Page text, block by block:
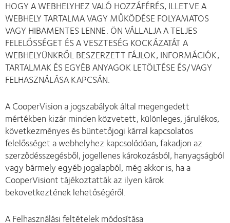
HOGY A WEBHELYHEZ VALÓ HOZZÁFÉRÉS, ILLETVE A
WEBHELY TARTALMA VAGY MŰKÖDÉSE FOLYAMATOS
VAGY HIBAMENTES LENNE. ÖN VÁLLALJA A TELJES
FELELŐSSÉGET ÉS A VESZTESÉG KOCKÁZATÁT A
WEBHELYÜNKRŐL BESZERZETT FÁJLOK, INFORMÁCIÓK,
TARTALMAK ÉS EGYÉB ANYAGOK LETÖLTÉSE ÉS/VAGY
FELHASZNÁLÁSA KAPCSÁN.
A CooperVision a jogszabályok által megengedett
mértékben kizár minden közvetett, különleges, járulékos,
következményes és büntetőjogi kárral kapcsolatos
felelősséget a webhelyhez kapcsolódóan, fakadjon az
szerződésszegésből, jogellenes károkozásból, hanyagságból
vagy bármely egyéb jogalapból, még akkor is, ha a
CooperVisiont tájékoztatták az ilyen károk
bekövetkeztének lehetőségéről.
A Felhasználási feltételek módosítása